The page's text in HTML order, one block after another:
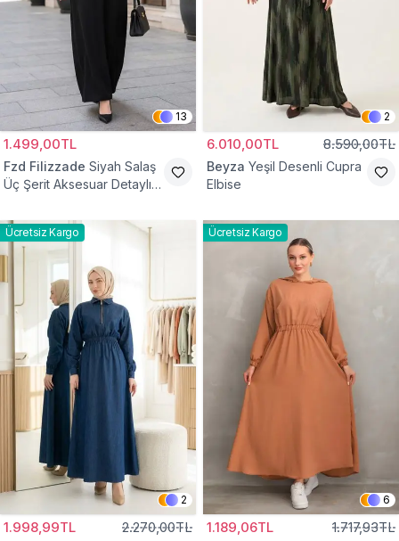
13
1.499,00TL
Fzd Filizzade Siyah Salaş
Üç Şerit Aksesuar Detaylı
2
6.010,00TL 8.590,00TL
Beyza Yeşil Desenli Cupra
Elbise
Ücretsiz Kargo
2
1.998,99TL 2.270,00TL
Ücretsiz Kargo
6
1.189,06TL 1.717,93TL